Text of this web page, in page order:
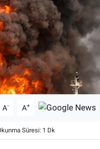
A- A+
Süresi: 1 Dk